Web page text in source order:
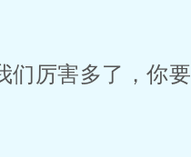
们厉害多了，你要